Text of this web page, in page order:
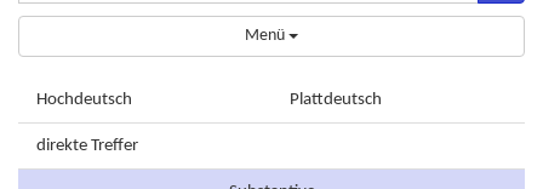
Menü
Hochdeutsch Plattdeutsch
direkte Treffer